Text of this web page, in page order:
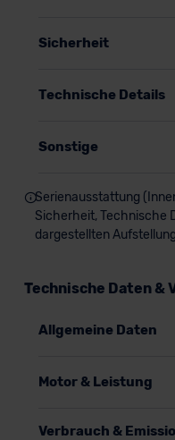
Sicherheit
Technische Details
Sonstige
Serienausstattung
Sicherheit, Technische
dargestellten
Technische Daten &
Allgemeine Daten
Motor & Leistung
Verbrauch &